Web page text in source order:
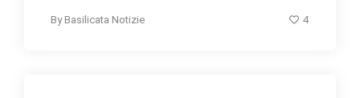
By Basilicata Notizie 4